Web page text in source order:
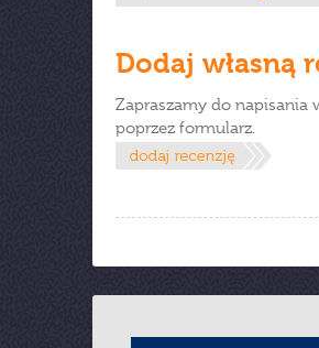
Dodaj własną
Zapraszamy do napisania
poprzez formularz.